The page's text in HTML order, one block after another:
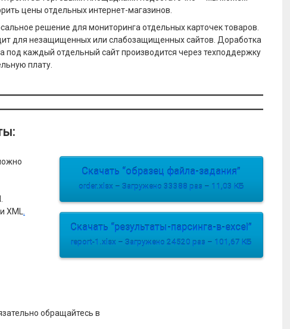
цены отдельных интернет-магазинов.
решение для мониторинга отдельных карточек товаров.
для незащищенных или слабозащищенных сайтов. Доработка
под каждый отдельный сайт производится через техподдержку
плату.
Скачать “образец файла-задания”
order.xlsx – Загружено 33388 раз – 11,03 КБ
Скачать “результаты-парсинга-в-excel”
report-1.xlsx – Загружено 24520 раз – 101,67 КБ
обращайтесь в